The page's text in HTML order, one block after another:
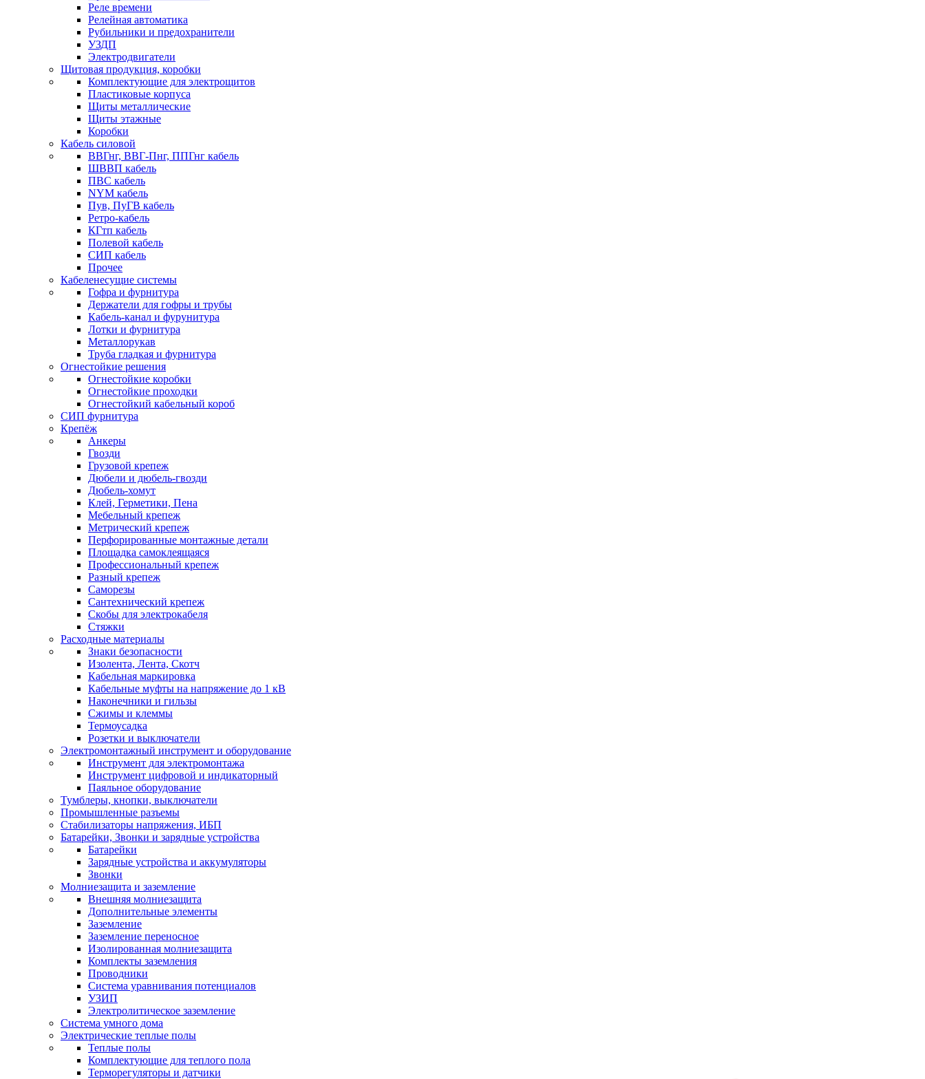
Реле времени
Релейная автоматика
Рубильники и предохранители
УЗДП
Электродвигатели
Щитовая продукция, коробки
Комплектующие для электрощитов
Пластиковые корпуса
Щиты металлические
Щиты этажные
Коробки
Кабель силовой
ВВГнг, ВВГ-Пнг, ППГнг кабель
ШВВП кабель
ПВС кабель
NYM кабель
Пув, ПуГВ кабель
Ретро-кабель
КГтп кабель
Полевой кабель
СИП кабель
Прочее
Кабеленесущие системы
Гофра и фурнитура
Держатели для гофры и трубы
Кабель-канал и фурунитура
Лотки и фурнитура
Металлорукав
Труба гладкая и фурнитура
Огнестойкие решения
Огнестойкие коробки
Огнестойкие проходки
Огнестойкий кабельный короб
СИП фурнитура
Крепёж
Анкеры
Гвозди
Грузовой крепеж
Дюбели и дюбель-гвозди
Дюбель-хомут
Клей, Герметики, Пена
Мебельный крепеж
Метрический крепеж
Перфорированные монтажные детали
Площадка самоклеящаяся
Профессиональный крепеж
Разный крепеж
Саморезы
Сантехнический крепеж
Скобы для электрокабеля
Стяжки
Расходные материалы
Знаки безопасности
Изолента, Лента, Скотч
Кабельная маркировка
Кабельные муфты на напряжение до 1 кВ
Наконечники и гильзы
Сжимы и клеммы
Термоусадка
Розетки и выключатели
Электромонтажный инструмент и оборудование
Инструмент для электромонтажа
Инструмент цифровой и индикаторный
Паяльное оборудование
Тумблеры, кнопки, выключатели
Промышленные разъемы
Стабилизаторы напряжения, ИБП
Батарейки, Звонки и зарядные устройства
Батарейки
Зарядные устройства и аккумуляторы
Звонки
Молниезащита и заземление
Внешняя молниезащита
Дополнительные элементы
Заземление
Заземление переносное
Изолированная молниезащита
Комплекты заземления
Проводники
Система уравнивания потенциалов
УЗИП
Электролитическое заземление
Система умного дома
Электрические теплые полы
Теплые полы
Комплектующие для теплого пола
Терморегуляторы и датчики